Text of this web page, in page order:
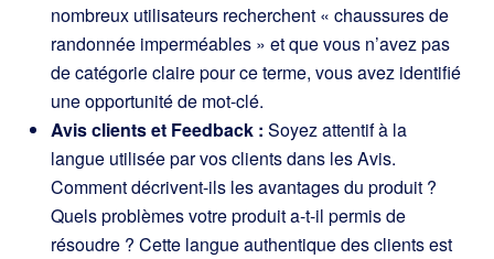
nombreux utilisateurs recherchent « chaussures de
randonnée imperméables » et que vous n’avez pas
de catégorie claire pour ce terme, vous avez identifié
une opportunité de mot-clé.
Avis clients et Feedback : Soyez attentif à la
langue utilisée par vos clients dans les Avis.
Comment décrivent-ils les avantages du produit ?
Quels problèmes votre produit a-t-il permis de
résoudre ? Cette langue authentique des clients est